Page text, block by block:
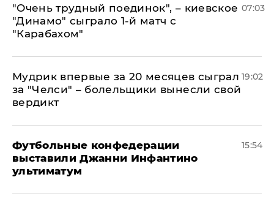
"Очень трудный поединок", – киевское
"Динамо" сыграло 1-й матч с
"Карабахом"
07:03
Мудрик впервые за 20 месяцев сыграл
за "Челси" – болельщики вынесли свой
вердикт
19:02
Футбольные конфедерации
выставили Джанни Инфантино
ультиматум
15:54